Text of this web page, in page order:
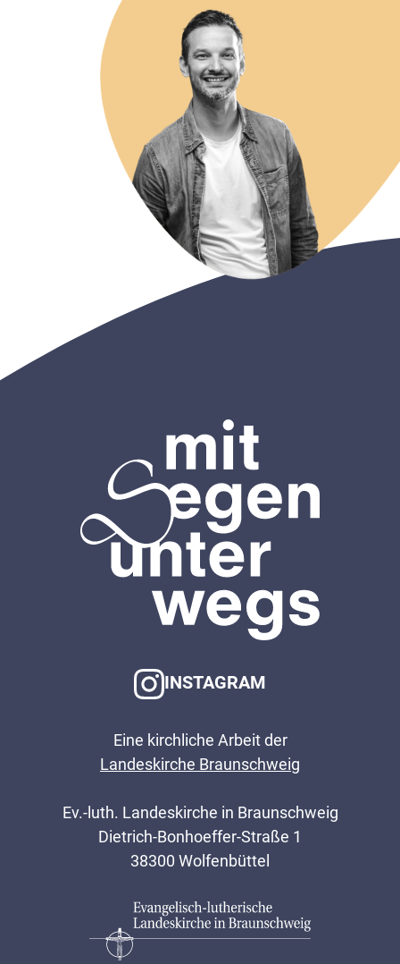
INSTAGRAM
Eine kirchliche Arbeit der
Landeskirche Braunschweig
Ev.-luth. Landeskirche in Braunschweig
Dietrich-Bonhoeffer-Straße 1
38300 Wolfenbüttel